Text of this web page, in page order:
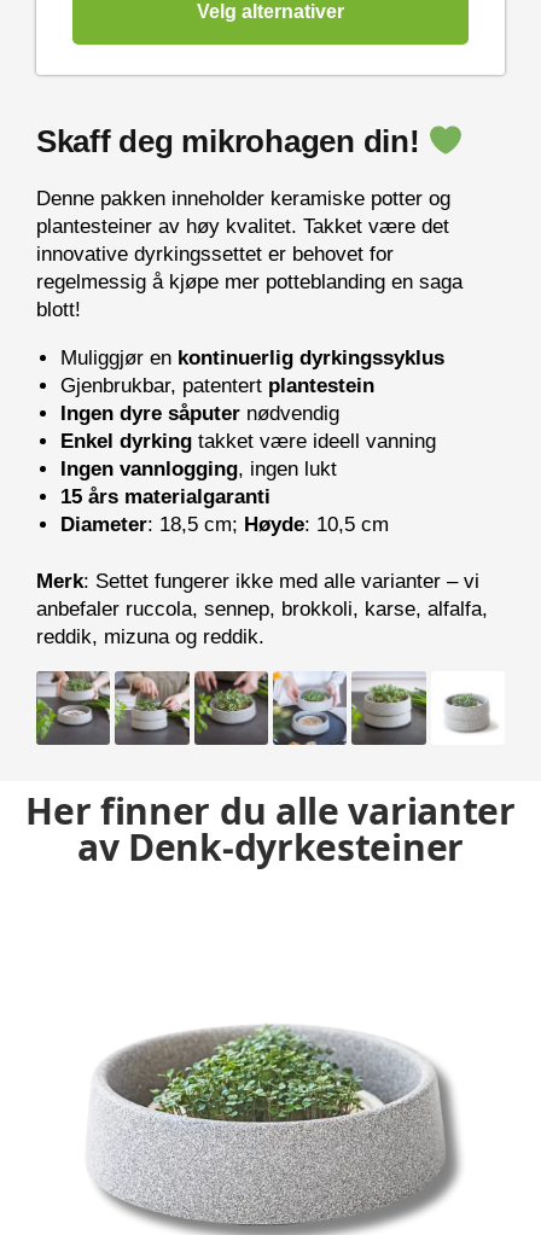
Velg alternativer
Skaff deg mikrohagen din!
Denne pakken inneholder keramiske potter og
plantesteiner av høy kvalitet. Takket være det
innovative dyrkingssettet er behovet for
regelmessig å kjøpe mer potteblanding en saga
blott!
Muliggjør en kontinuerlig dyrkingssyklus
Gjenbrukbar, patentert plantestein
Ingen dyre såputer nødvendig
Enkel dyrking takket være ideell vanning
Ingen vannlogging, ingen lukt
15 års materialgaranti
Diameter: 18,5 cm; Høyde: 10,5 cm
Merk: Settet fungerer ikke med alle varianter – vi
anbefaler ruccola, sennep, brokkoli, karse, alfalfa,
reddik, mizuna og reddik.
Her finner du alle varianter
av Denk-dyrkesteiner